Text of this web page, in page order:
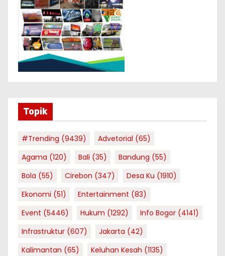
Topik
#Trending (9439) Advetorial (65)
Agama (120) Bali (35) Bandung (55)
Bola (55) Cirebon (347) Desa Ku (1910)
Ekonomi (51) Entertainment (83)
Event (5446) Hukum (1292) Info Bogor (4141)
Infrastruktur (607) Jakarta (42)
Kalimantan (65) Keluhan Kesah (1135)